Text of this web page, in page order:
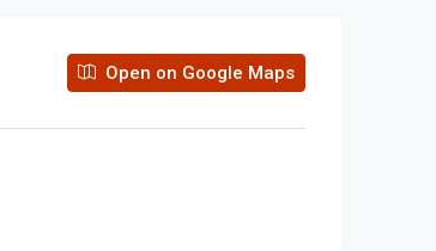
Open on Google Maps